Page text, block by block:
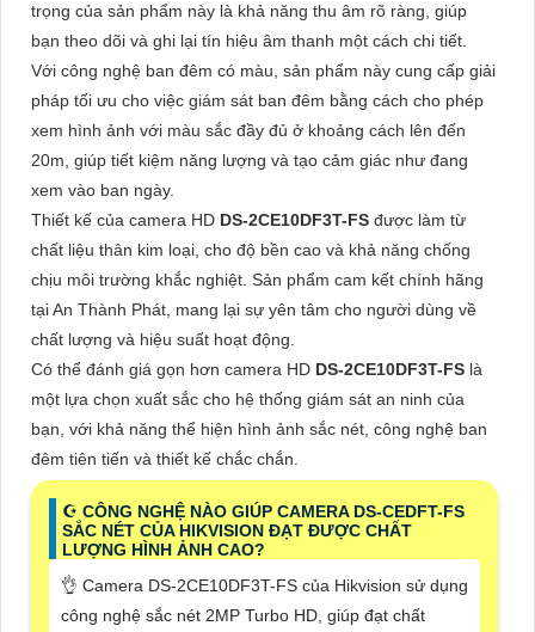
trọng của sản phẩm này là khả năng thu âm rõ ràng, giúp
bạn theo dõi và ghi lại tín hiệu âm thanh một cách chi tiết.
Với công nghệ ban đêm có màu, sản phẩm này cung cấp giải
pháp tối ưu cho việc giám sát ban đêm bằng cách cho phép
xem hình ảnh với màu sắc đầy đủ ở khoảng cách lên đến
20m, giúp tiết kiệm năng lượng và tạo cảm giác như đang
xem vào ban ngày.
Thiết kế của camera HD DS-2CE10DF3T-FS được làm từ
chất liệu thân kim loại, cho độ bền cao và khả năng chống
chịu môi trường khắc nghiệt. Sản phẩm cam kết chính hãng
tại An Thành Phát, mang lại sự yên tâm cho người dùng về
chất lượng và hiệu suất hoạt động.
Có thể đánh giá gọn hơn camera HD DS-2CE10DF3T-FS là
một lựa chọn xuất sắc cho hệ thống giám sát an ninh của
bạn, với khả năng thể hiện hình ảnh sắc nét, công nghệ ban
đêm tiên tiến và thiết kế chắc chắn.
☪ CÔNG NGHỆ NÀO GIÚP CAMERA DS-CEDFT-FS
SẮC NÉT CỦA HIKVISION ĐẠT ĐƯỢC CHẤT
LƯỢNG HÌNH ẢNH CAO?
👌 Camera DS-2CE10DF3T-FS của Hikvision sử dụng
công nghệ sắc nét 2MP Turbo HD, giúp đạt chất